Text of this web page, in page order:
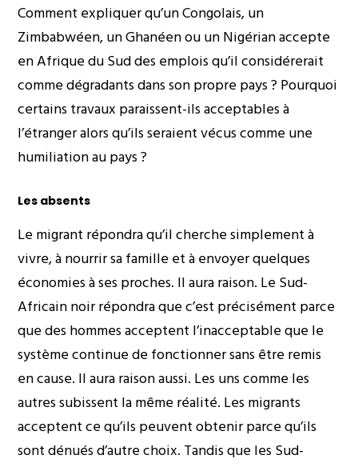
Comment expliquer qu’un Congolais, un
Zimbabwéen, un Ghanéen ou un Nigérian accepte
en Afrique du Sud des emplois qu’il considérerait
comme dégradants dans son propre pays ? Pourquoi
certains travaux paraissent-ils acceptables à
l’étranger alors qu’ils seraient vécus comme une
humiliation au pays ?
Les absents
Le migrant répondra qu’il cherche simplement à
vivre, à nourrir sa famille et à envoyer quelques
économies à ses proches. Il aura raison. Le Sud-
Africain noir répondra que c’est précisément parce
que des hommes acceptent l’inacceptable que le
système continue de fonctionner sans être remis
en cause. Il aura raison aussi. Les uns comme les
autres subissent la même réalité. Les migrants
acceptent ce qu’ils peuvent obtenir parce qu’ils
sont dénués d’autre choix. Tandis que les Sud-